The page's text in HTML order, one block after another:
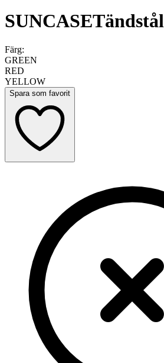
SUNCASETändstål
Färg:
GREEN
RED
YELLOW
Spara som favorit